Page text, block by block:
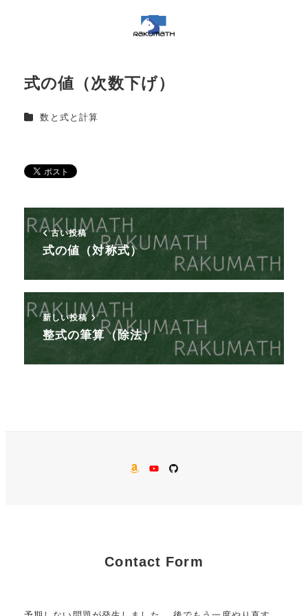
式の値（次数下げ）
カテゴリー
数と式と計算
古い投稿
式の値（対称式）
新しい投稿
整式の筆算（除法）
AMAZON
YouTube
GitHub
Contact Form